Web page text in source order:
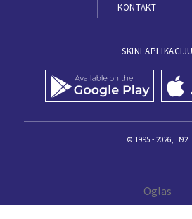
KONTAKT
SKINI APLIKACIJU
© 1995 - 2026, B92